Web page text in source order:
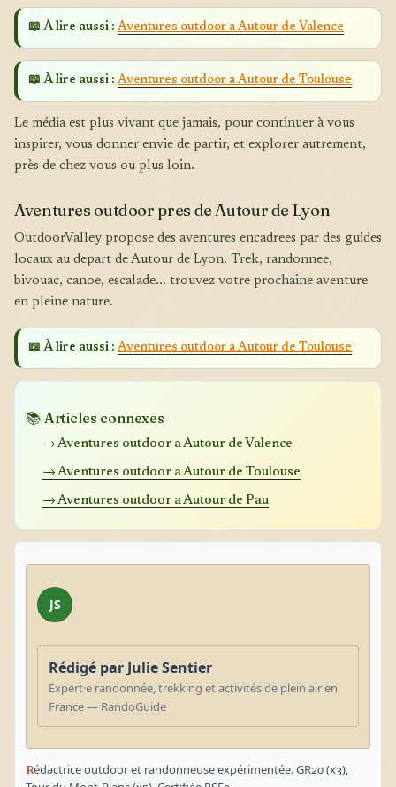
📖 À lire aussi : Aventures outdoor a Autour de Valence
📖 À lire aussi : Aventures outdoor a Autour de Toulouse
Le média est plus vivant que jamais, pour continuer à vous
inspirer, vous donner envie de partir, et explorer autrement,
près de chez vous ou plus loin.
Aventures outdoor pres de Autour de Lyon
OutdoorValley propose des aventures encadrees par des guides
locaux au depart de Autour de Lyon. Trek, randonnee,
bivouac, canoe, escalade... trouvez votre prochaine aventure
en pleine nature.
📖 À lire aussi : Aventures outdoor a Autour de Toulouse
📚 Articles connexes
→ Aventures outdoor a Autour de Valence
→ Aventures outdoor a Autour de Toulouse
→ Aventures outdoor a Autour de Pau
JS
Rédigé par Julie Sentier
Expert·e randonnée, trekking et activités de plein air en
France — RandoGuide
Rédactrice outdoor et randonneuse expérimentée. GR20 (x3),